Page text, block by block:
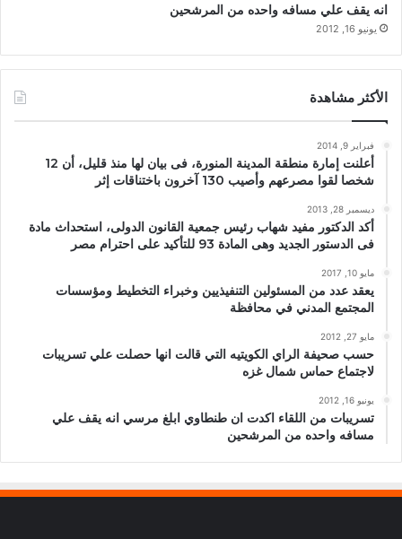
انه يقف علي مسافه واحده من المرشحين
يونيو 16, 2012
الأكثر مشاهدة
فبراير 9, 2014
أعلنت إمارة منطقة المدينة المنورة، فى بيان لها منذ قليل، أن 12
شخصا لقوا مصرعهم وأصيب 130 آخرون باختناقات إثر
ديسمبر 28, 2013
أكد الدكتور مفيد شهاب رئيس جمعية القانون الدولى، استحداث مادة
فى الدستور الجديد وهى المادة 93 للتأكيد على احترام مصر
مايو 10, 2017
يعقد عدد من المسئولين التنفيذيين وخبراء التخطيط ومؤسسات
المجتمع المدني في محافظة
مايو 27, 2012
حسب صحيفة الراي الكويتيه التي قالت انها حصلت علي تسريبات
لاجتماع حماس شمال غزه
يونيو 16, 2012
تسريبات من اللقاء اكدت ان طنطاوي ابلغ مرسي انه يقف علي
مسافه واحده من المرشحين